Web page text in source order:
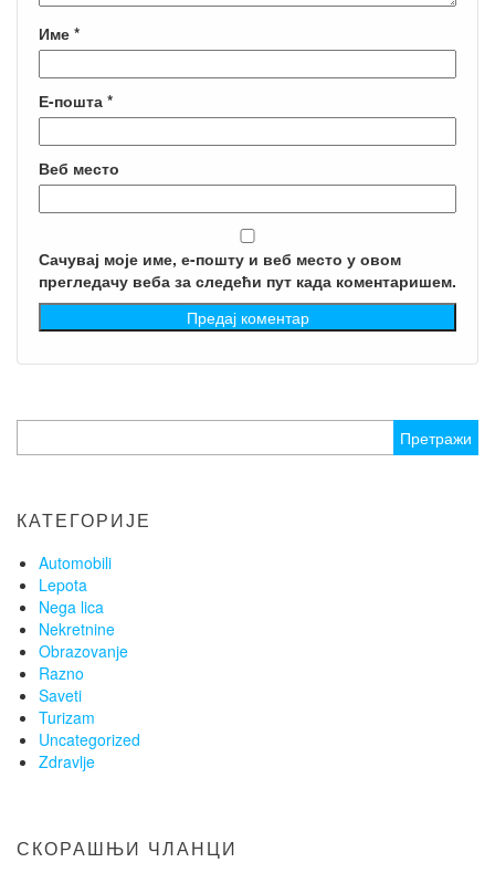
Име *
Е-пошта *
Веб место
Сачувај моје име, е-пошту и веб место у овом
прегледачу веба за следећи пут када коментаришем.
за:
КАТЕГОРИЈЕ
Automobili
Lepota
Nega lica
Nekretnine
Obrazovanje
Razno
Saveti
Turizam
Uncategorized
Zdravlje
СКОРАШЊИ ЧЛАНЦИ